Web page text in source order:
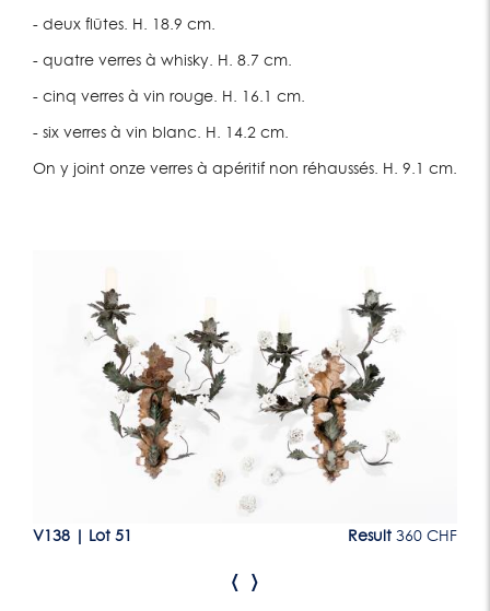
- deux flûtes. H. 18.9 cm.
- quatre verres à whisky. H. 8.7 cm.
- cinq verres à vin rouge. H. 16.1 cm.
- six verres à vin blanc. H. 14.2 cm.
On y joint onze verres à apéritif non réhaussés. H. 9.1 cm.
V138 Lot 51 Result 360 CHF
‹ ›